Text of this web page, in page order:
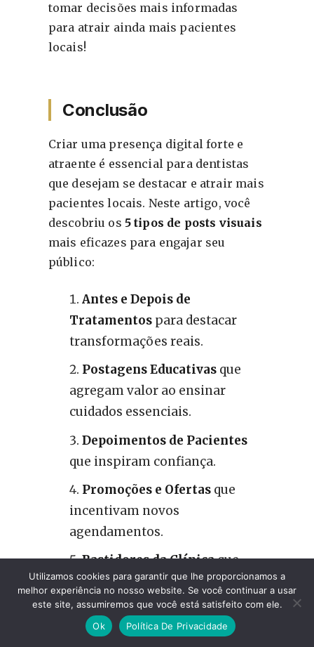
tomar decisões mais informadas
para atrair ainda mais pacientes
locais!
Conclusão
Criar uma presença digital forte e
atraente é essencial para dentistas
que desejam se destacar e atrair mais
pacientes locais. Neste artigo, você
descobriu os 5 tipos de posts visuais
mais eficazes para engajar seu
público:
Antes e Depois de
Tratamentospara destacar
transformações reais.
Postagens Educativasque
agregam valor ao ensinar
cuidados essenciais.
Depoimentos de Pacientes
que inspiram confiança.
Promoções e Ofertasque
incentivam novos
agendamentos.
Bastidores da Clínicaque
humanizam sua marca e criam
conexão.
Agora é hora de colocar essas
Utilizamos cookies para garantir que lhe proporcionamos a
melhor experiência no nosso website. Se você continuar a usar
este site, assumiremos que você está satisfeito com ele.
Ok
Política De Privacidade